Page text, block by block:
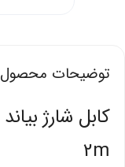
توضیحات محصول
2m